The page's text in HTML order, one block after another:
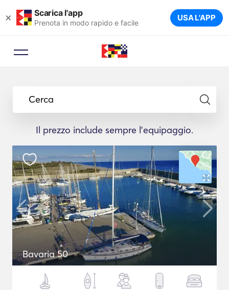
× Scarica l'app
Prenota in modo rapido e facile USA L'APP
Cerca
Il prezzo include sempre l'equipaggio.
Bavaria 50